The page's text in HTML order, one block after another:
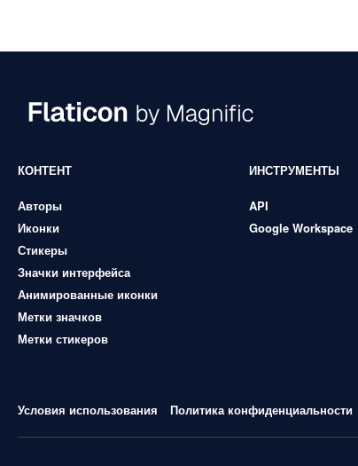
КОНТЕНТ
Авторы
Иконки
Стикеры
Значки интерфейса
Анимированные иконки
Метки значков
Метки стикеров
ИНСТРУМЕНТЫ
API
Google Workspace
Условия использования Политика конфиденциальности